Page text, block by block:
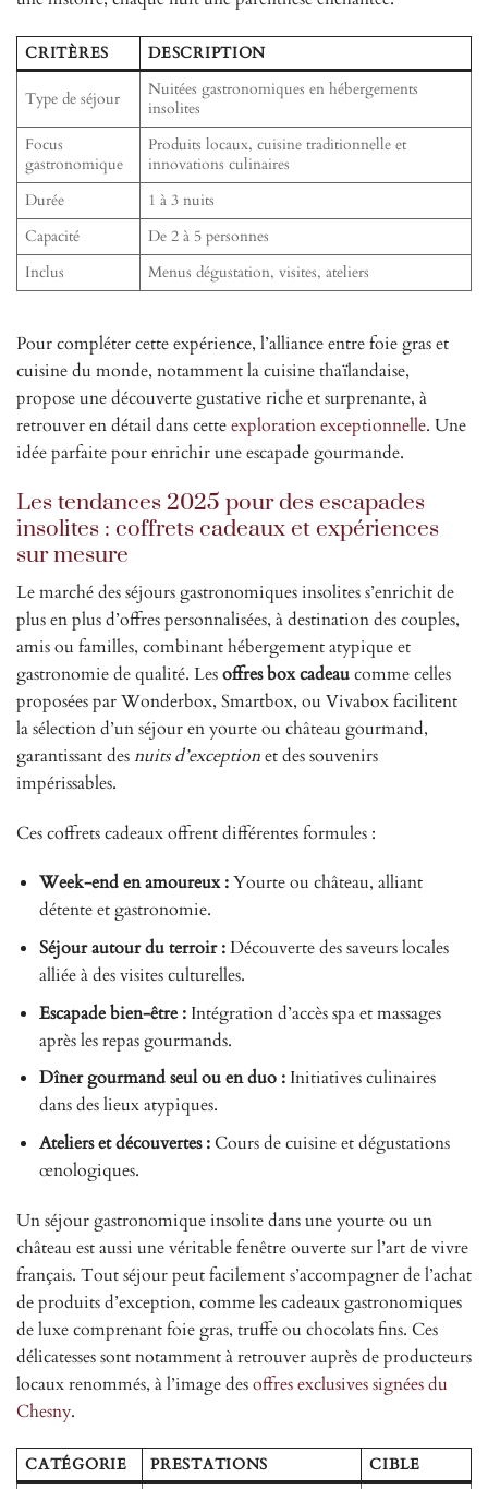
CRITÈRES DESCRIPTION
Type de séjour
Nuitées gastronomiques en hébergements
insolites
Focus
gastronomique
Produits locaux, cuisine traditionnelle et
innovations culinaires
Durée
1 à 3 nuits
Capacité
De 2 à 5 personnes
Inclus
Menus dégustation, visites, ateliers
Pour compléter cette expérience, l’alliance entre foie gras et
cuisine du monde, notamment la cuisine thaïlandaise,
propose une découverte gustative riche et surprenante, à
retrouver en détail dans cetteexploration exceptionnelle. Une
idée parfaite pour enrichir une escapade gourmande.
Les tendances 2025 pour des escapades
insolites : coffrets cadeaux et expériences
sur mesure
Le marché des séjours gastronomiques insolites s’enrichit de
plus en plus d’offres personnalisées, à destination des couples,
amis ou familles, combinant hébergement atypique et
gastronomie de qualité. Lesoffres box cadeaucomme celles
proposées par Wonderbox, Smartbox, ou Vivabox facilitent
la sélection d’un séjour en yourte ou château gourmand,
garantissant desnuits d’exceptionet des souvenirs
impérissables.
Ces coffrets cadeaux offrent différentes formules :
Week-end en amoureux :Yourte ou château, alliant
détente et gastronomie.
Séjour autour du terroir :Découverte des saveurs locales
alliée à des visites culturelles.
Escapade bien-être :Intégration d’accès spa et massages
après les repas gourmands.
Dîner gourmand seul ou en duo :Initiatives culinaires
dans des lieux atypiques.
Ateliers et découvertes :Cours de cuisine et dégustations
œnologiques.
Un séjour gastronomique insolite dans une yourte ou un
château est aussi une véritable fenêtre ouverte sur l’art de vivre
français. Tout séjour peut facilement s’accompagner de l’achat
de produits d’exception, comme les cadeaux gastronomiques
de luxe comprenant foie gras, truffe ou chocolats fins. Ces
délicatesses sont notamment à retrouver auprès de producteurs
locaux renommés, à l’image desoffres exclusives signées du
Chesny.
CATÉGORIE PRESTATIONS
CIBLE